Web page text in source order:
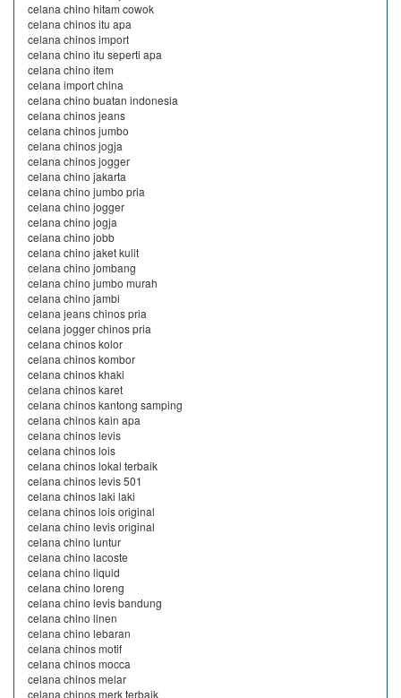
celana chino hitam cowok
celana chinos itu apa
celana chinos import
celana chino itu seperti apa
celana chino item
celana import china
celana chino buatan indonesia
celana chinos jeans
celana chinos jumbo
celana chinos jogja
celana chinos jogger
celana chino jakarta
celana chino jumbo pria
celana chino jogger
celana chino jogja
celana chino jobb
celana chino jaket kulit
celana chino jombang
celana chino jumbo murah
celana chino jambi
celana jeans chinos pria
celana jogger chinos pria
celana chinos kolor
celana chinos kombor
celana chinos khaki
celana chinos karet
celana chinos kantong samping
celana chinos kain apa
celana chinos levis
celana chinos lois
celana chinos lokal terbaik
celana chinos levis 501
celana chinos laki laki
celana chinos lois original
celana chino levis original
celana chino luntur
celana chino lacoste
celana chino liquid
celana chino loreng
celana chino levis bandung
celana chino linen
celana chino lebaran
celana chinos motif
celana chinos mocca
celana chinos melar
celana chinos merk terbaik